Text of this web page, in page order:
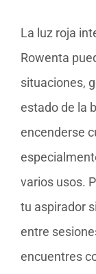
La luz roja
Rowenta
situaciones,
estado de la
encenderse
varios usos.
tu aspirador
entre
encuentres